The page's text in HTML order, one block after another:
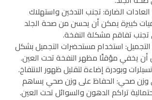
الضارة: تجنب التدخين واستهلاك
كبيرة يمكن أن يحسن من صحة الجلد
تفاقم مشكلة النفخة.
استخدام مستحضرات التجميل بشكل
يخفي مؤقتًا مظهر النفخة تحت العين.
وبودرة إضاءة لتقليل ظهور الانتفاخ.
وزن صحي: الحفاظ على وزن صحي يساهم
تراكم الدهون والسوائل تحت العين.